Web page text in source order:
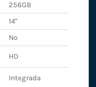
256GB
14"
No
HD
Integrada